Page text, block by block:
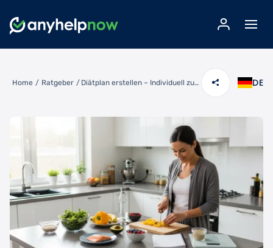
Home / Ratgeber / Diätplan erstellen – Individuell zum Wunschgewicht mit professioneller Ernährungsberatung DE